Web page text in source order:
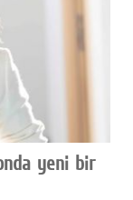
yeni bir